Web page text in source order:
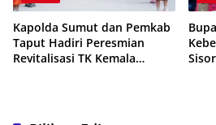
Kapolda Sumut dan Pemkab
Taput Hadiri Peresmian
Revitalisasi TK Kemala